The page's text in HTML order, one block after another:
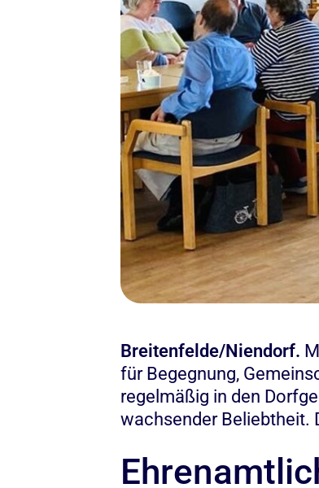
Breitenfelde/Niendorf.
für Begegnung,
regelmäßig in den
wachsender Beliebtheit.